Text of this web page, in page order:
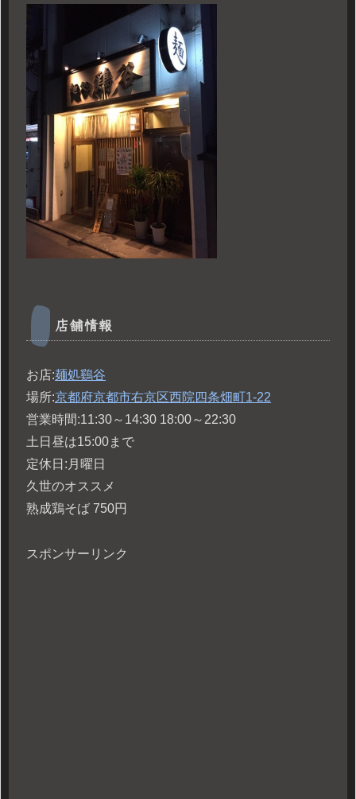
店舗情報
お店:麺処鷄谷
場所:京都府京都市右京区西院四条畑町1-22
営業時間:11:30～14:30 18:00～22:30
土日昼は15:00まで
定休日:月曜日
久世のオススメ
熟成鶏そば 750円
スポンサーリンク